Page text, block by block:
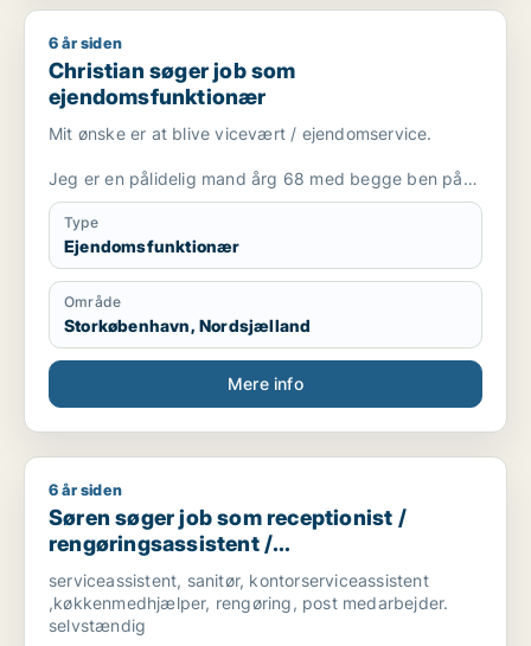
Christian søger job som ejendomsfunktionær
6 år siden
Christian søger job som
ejendomsfunktionær
Mit ønske er at blive vicevært / ejendomservice.
Jeg er en pålidelig mand årg 68 med begge ben på
jorden, rolig og kan tage noget for hånden.
Type
Ejendomsfunktionær
Område
Storkøbenhavn, Nordsjælland
Mere info
Søren søger job som receptionist / rengøringsassistent /
6 år siden
Søren søger job som receptionist /
rengøringsassistent /
ejendomsfunktionær / bud /
køkkenmedarbejder
serviceassistent, sanitør, kontorserviceassistent
,køkkenmedhjælper, rengøring, post medarbejder.
selvstændig